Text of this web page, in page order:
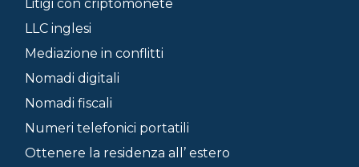
Litigi con criptomonete
LLC inglesi
Mediazione in conflitti
Nomadi digitali
Nomadi fiscali
Numeri telefonici portatili
Ottenere la residenza all’ estero